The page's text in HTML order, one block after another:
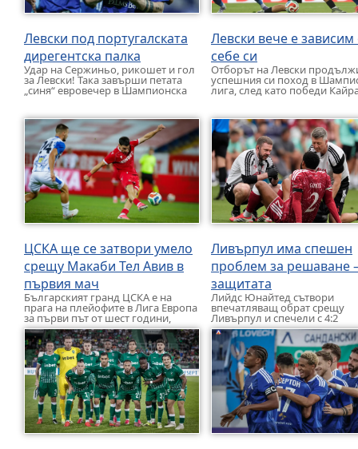
Левски под португалската
дирегентска палка
Удар на Сержиньо, рикошет и гол
за Левски! Така завърши петата
„синя“ евровечер в Шампионска
лига през този сезон. В […]
Левски вече е зависим
себе си
Отборът на Левски
успешния си поход в
лига, след като победи
1:0 в първата среща от […]
ЦСКА ще се затвори умело
срещу Макаби Тел Авив в
първия мач
Българският гранд ЦСКА е на
прага на плейофите в Лига Европа
за първи път от шест години,
където го очаква […]
Ливърпул има спешен
проблем за решаване
защитата
Лийдс Юнайтед сътвори
впечатляващ обрат срещу
Ливърпул и спечели с 4:2
предсезонната контрола
двата отбора, играна на
терен […]